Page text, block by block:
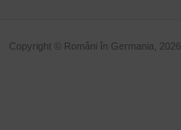
Copyright © Români în Germania, 2026